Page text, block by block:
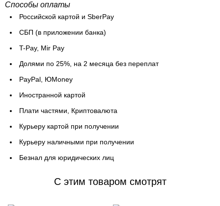
Способы оплаты
Российской картой и SberPay
СБП (в приложении банка)
T-Pay, Mir Pay
Долями по 25%, на 2 месяца без переплат
PayPal, ЮMoney
Иностранной картой
Плати частями, Криптовалюта
Курьеру картой при получении
Курьеру наличными при получении
Безнал для юридических лиц
C этим товаром смотрят